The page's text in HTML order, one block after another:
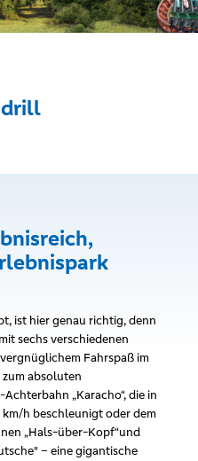
ist hier genau richtig, denn
sechs verschiedenen
Fahrspaß im
absoluten
„Karacho“, die in
h beschleunigt oder dem
„Hals-über-Kopf“und
– eine gigantische